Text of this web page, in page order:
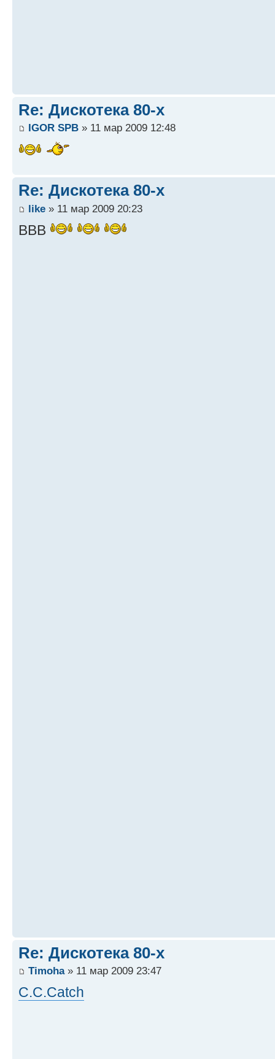
Re: Дискотека 80-х
IGOR SPB » 11 мар 2009 12:48
Re: Дискотека 80-х
like » 11 мар 2009 20:23
BBB
Re: Дискотека 80-х
Timoha» 11 мар 2009 23:47
C.C.Catch